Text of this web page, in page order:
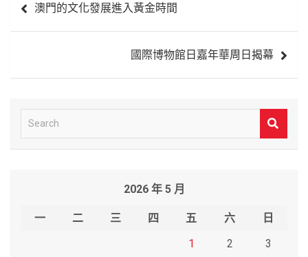
章
澳門的文化發展進入黃金時間
國際博物館日嘉年華周日揭幕
e
2026 年 5 月
一 二 三 四 五 六
日
1
2
3